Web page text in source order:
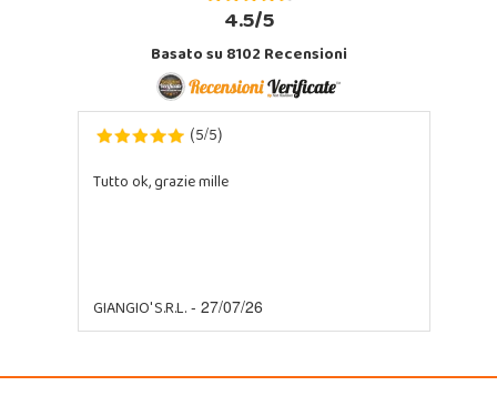
4.5/5
Basato su 8102 Recensioni
(5/5)
Tutto ok, grazie mille
GIANGIO' S.R.L.- 27/07/26